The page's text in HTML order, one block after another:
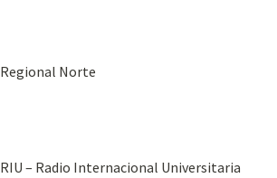
Regional Norte
RIU – Radio Internacional Universitaria